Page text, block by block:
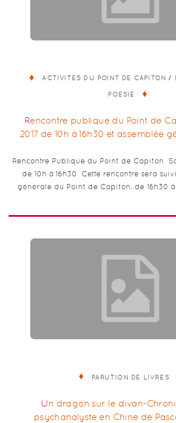
ACTIVITÉS DU POINT DE CAPITON /
POÉSIE
Rencontre publique du Point de Capiton 25 mars
2017 de 10h à 16h30 et assemblée
Rencontre Publique du Point de Capiton
de 10h à 16h30 Cette rencontre sera
générale du Point de Capiton, de 16h30
PARUTION DE LIVRES
Un dragon sur le divan-Chronique d’une
psychanalyste en Chine de